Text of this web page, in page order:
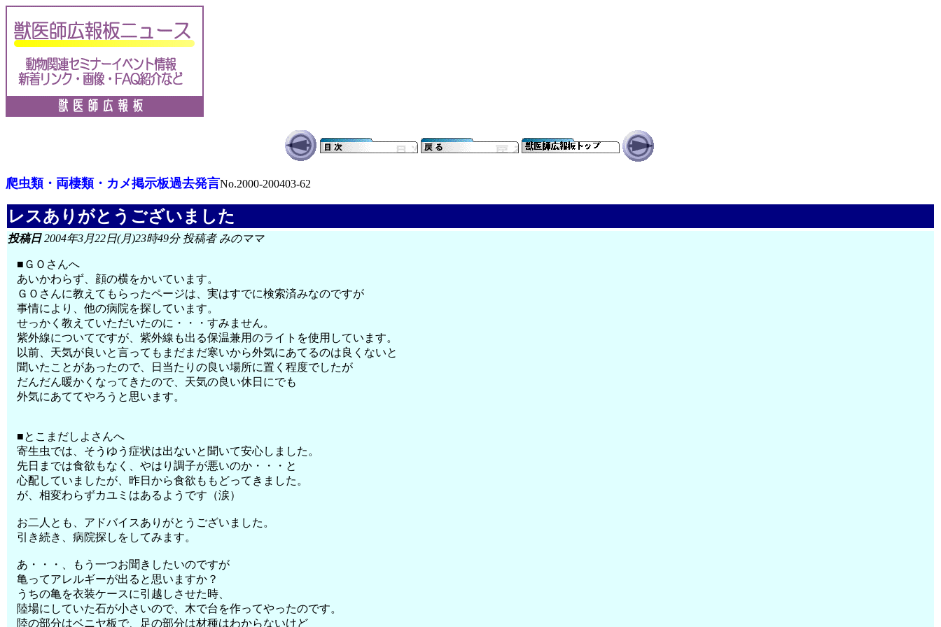
爬虫類・両棲類・カメ掲示板過去発言No.2000-200403-62
レスありがとうございました
投稿日2004年3月22日(月)23時49分 投稿者 みのママ
■ＧＯさんへ
あいかわらず、顔の横をかいています。
ＧＯさんに教えてもらったページは、実はすでに検索済みなのですが
事情により、他の病院を探しています。
せっかく教えていただいたのに・・・すみません。
紫外線についてですが、紫外線も出る保温兼用のライトを使用しています。
以前、天気が良いと言ってもまだまだ寒いから外気にあてるのは良くないと
聞いたことがあったので、日当たりの良い場所に置く程度でしたが
だんだん暖かくなってきたので、天気の良い休日にでも
外気にあててやろうと思います。
■とこまだしよさんへ
寄生虫では、そうゆう症状は出ないと聞いて安心しました。
先日までは食欲もなく、やはり調子が悪いのか・・・と
心配していましたが、昨日から食欲ももどってきました。
が、相変わらずカユミはあるようです（涙）
お二人とも、アドバイスありがとうございました。
引き続き、病院探しをしてみます。
あ・・・、もう一つお聞きしたいのですが
亀ってアレルギーが出ると思いますか？
うちの亀を衣装ケースに引越しさせた時、
陸場にしていた石が小さいので、木で台を作ってやったのです。
陸の部分はベニヤ板で、足の部分は材種はわからないけど